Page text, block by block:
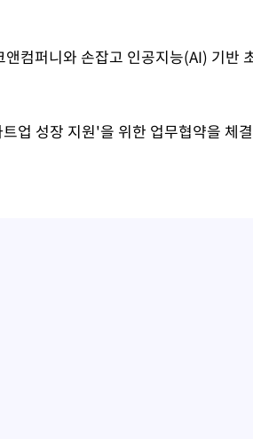
컴퍼니와 손잡고 인공지능(AI) 기반
업 성장 지원'을 위한 업무협약을 체